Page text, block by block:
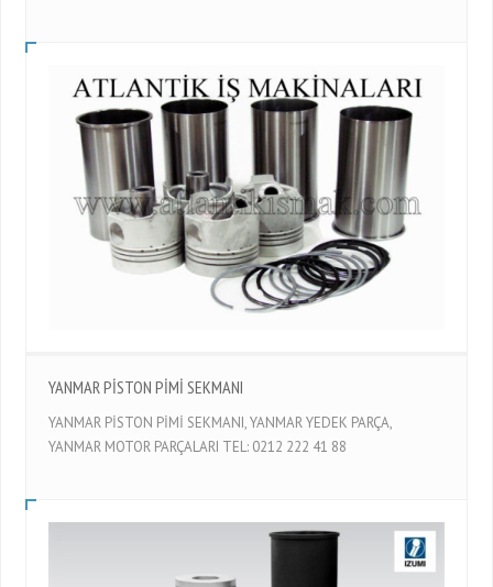
YANMAR PİSTON PİMİ SEKMANI
YANMAR PİSTON PİMİ SEKMANI, YANMAR YEDEK PARÇA,
YANMAR MOTOR PARÇALARI TEL: 0212 222 41 88